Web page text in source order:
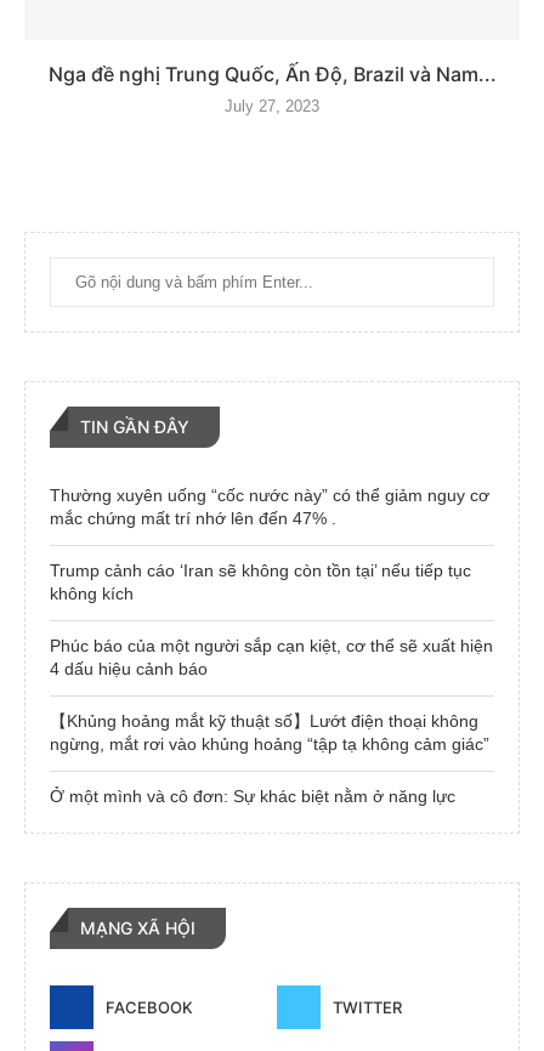
Nga đề nghị Trung Quốc, Ấn Độ, Brazil và Nam...
July 27, 2023
TIN GẦN ĐÂY
Thường xuyên uống “cốc nước này” có thể giảm nguy cơ
mắc chứng mất trí nhớ lên đến 47% .
Trump cảnh cáo ‘Iran sẽ không còn tồn tại’ nếu tiếp tục
không kích
Phúc báo của một người sắp cạn kiệt, cơ thể sẽ xuất hiện
4 dấu hiệu cảnh báo
【Khủng hoảng mắt kỹ thuật số】Lướt điện thoại không
ngừng, mắt rơi vào khủng hoảng “tập tạ không cảm giác”
Ở một mình và cô đơn: Sự khác biệt nằm ở năng lực
MẠNG XÃ HỘI
FACEBOOK TWITTER